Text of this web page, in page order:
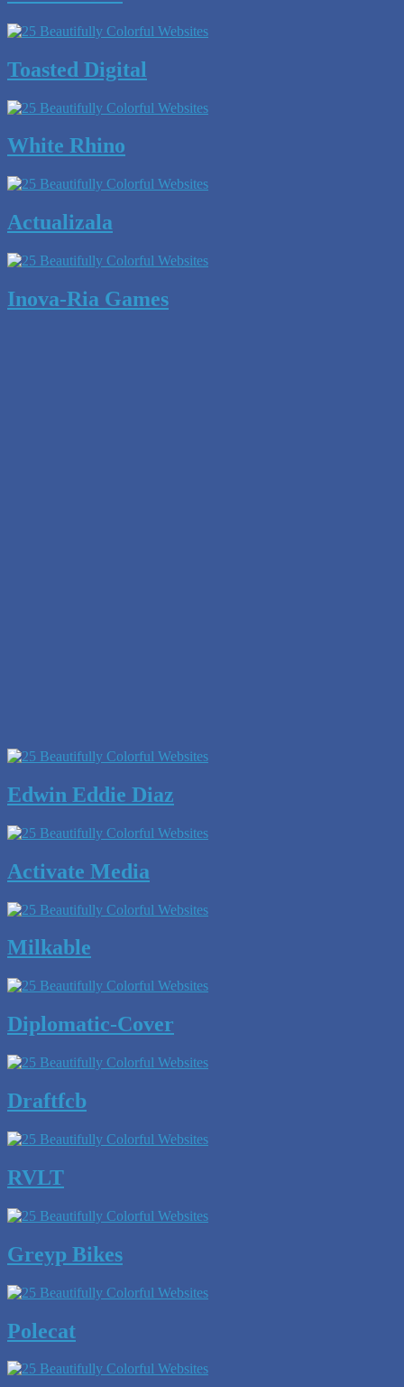
Toasted Digital
White Rhino
Actualizala
Inova-Ria Games
Edwin Eddie Diaz
Activate Media
Milkable
Diplomatic-Cover
Draftfcb
RVLT
Greyp Bikes
Polecat